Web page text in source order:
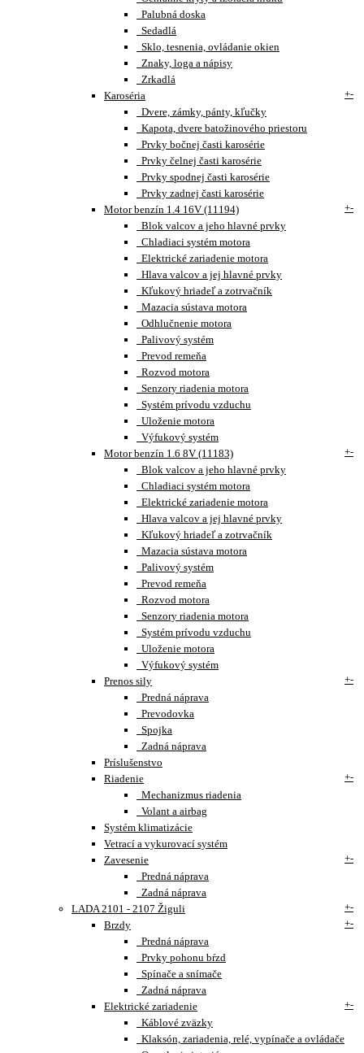
Palubná doska
Sedadlá
Sklo, tesnenia, ovládanie okien
Znaky, loga a nápisy
Zrkadlá
Karoséria
+-
Dvere, zámky, pánty, kľučky
Kapota, dvere batožinového priestoru
Prvky bočnej časti karosérie
Prvky čelnej časti karosérie
Prvky spodnej časti karosérie
Prvky zadnej časti karosérie
Motor benzín 1.4 16V (11194)
+-
Blok valcov a jeho hlavné prvky
Chladiaci systém motora
Elektrické zariadenie motora
Hlava valcov a jej hlavné prvky
Kľukový hriadeľ a zotrvačník
Mazacia sústava motora
Odhlučnenie motora
Palivový systém
Prevod remeňa
Rozvod motora
Senzory riadenia motora
Systém prívodu vzduchu
Uloženie motora
Výfukový systém
Motor benzín 1.6 8V (11183)
+-
Blok valcov a jeho hlavné prvky
Chladiaci systém motora
Elektrické zariadenie motora
Hlava valcov a jej hlavné prvky
Kľukový hriadeľ a zotrvačník
Mazacia sústava motora
Palivový systém
Prevod remeňa
Rozvod motora
Senzory riadenia motora
Systém prívodu vzduchu
Uloženie motora
Výfukový systém
Prenos sily
+-
Predná náprava
Prevodovka
Spojka
Zadná náprava
Príslušenstvo
Riadenie
+-
Mechanizmus riadenia
Volant a airbag
Systém klimatizácie
Vetrací a vykurovací systém
Zavesenie
+-
Predná náprava
Zadná náprava
LADA 2101 - 2107 Žiguli
+-
Brzdy
+-
Predná náprava
Prvky pohonu bŕzd
Spínače a snímače
Zadná náprava
Elektrické zariadenie
+-
Káblové zväzky
Klaksón, zariadenia, relé, vypínače a ovládače